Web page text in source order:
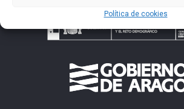
Política de cookies